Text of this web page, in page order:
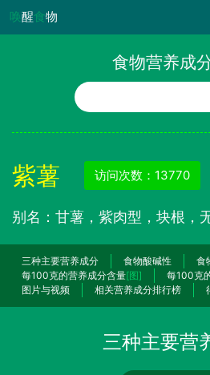
唤醒食物
食物营养成
食物名称
紫薯 访问次数：13770
别名：甘薯，紫肉型，块根，
三种主要营养成分 食物酸碱性
食
每100克的营养成分含量[图] 每100克
图片与视频
相关营养成分排行榜
三种主要营